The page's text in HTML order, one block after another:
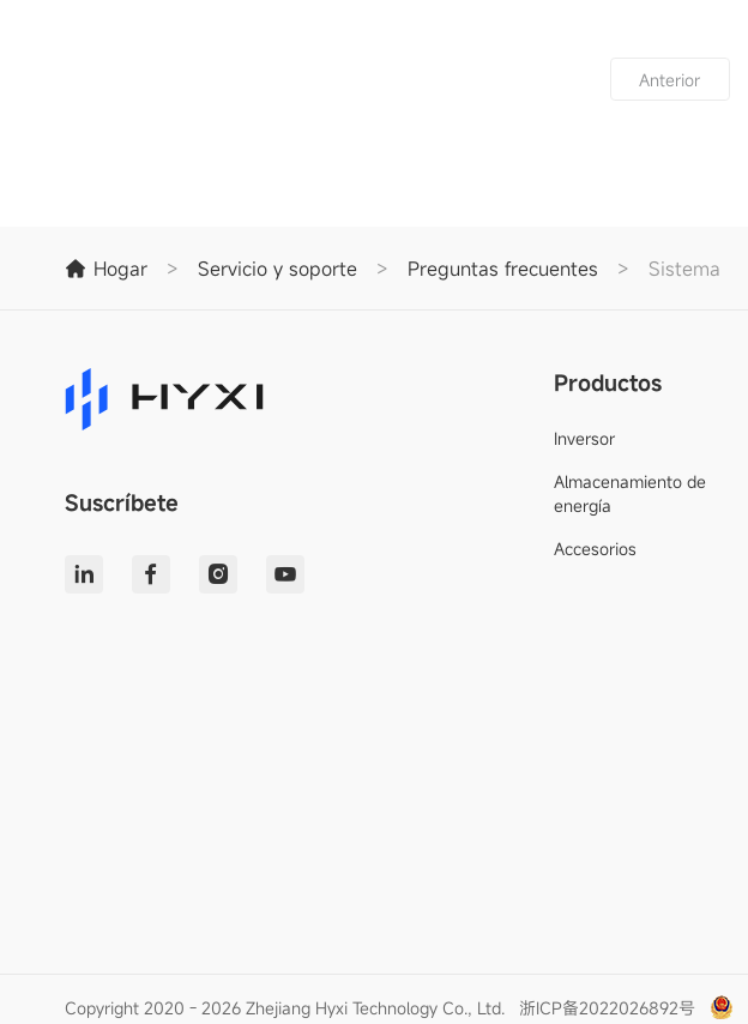
Anterior
Hogar > Servicio y soporte > Preguntas frecuentes > Sistema
Suscríbete
Productos
Inversor
Almacenamiento de
energía
Accesorios
Copyright 2020 - 2026 Zhejiang Hyxi Technology Co., Ltd. 浙ICP备2022026892号